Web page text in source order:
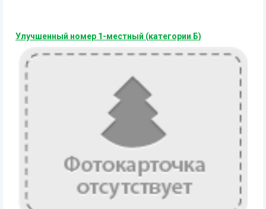
Улучшенный номер 1-местный (категории Б)